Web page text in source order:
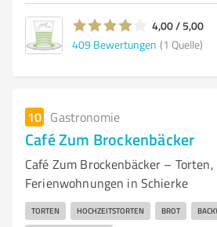
4,00 / 5,00
409 Bewertungen (1 Quelle)
10 Gastronomie
Café Zum Brockenbäcker
Café Zum Brockenbäcker –
Ferienwohnungen in Schierke
TORTEN HOCHZEITSTORTEN BROT